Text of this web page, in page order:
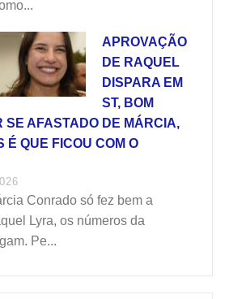
APROVAÇÃO
DE RAQUEL
DISPARA EM
ST, BOM
SE AFASTADO DE MÁRCIA,
É QUE FICOU COM O
Conrado só fez bem a
Lyra, os números da
Pe...